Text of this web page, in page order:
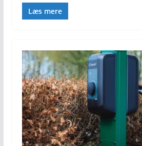
Læs mere